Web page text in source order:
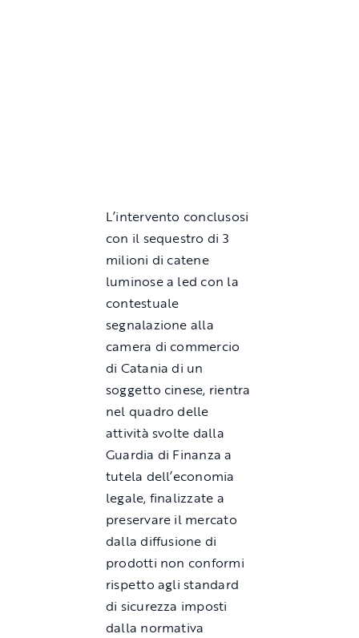
L’intervento conclusosi
con il sequestro di 3
milioni di catene
luminose a led con la
contestuale
segnalazione alla
camera di commercio
di Catania di un
soggetto cinese, rientra
nel quadro delle
attività svolte dalla
Guardia di Finanza a
tutela dell’economia
legale, finalizzate a
preservare il mercato
dalla diffusione di
prodotti non conformi
rispetto agli standard
di sicurezza imposti
dalla normativa